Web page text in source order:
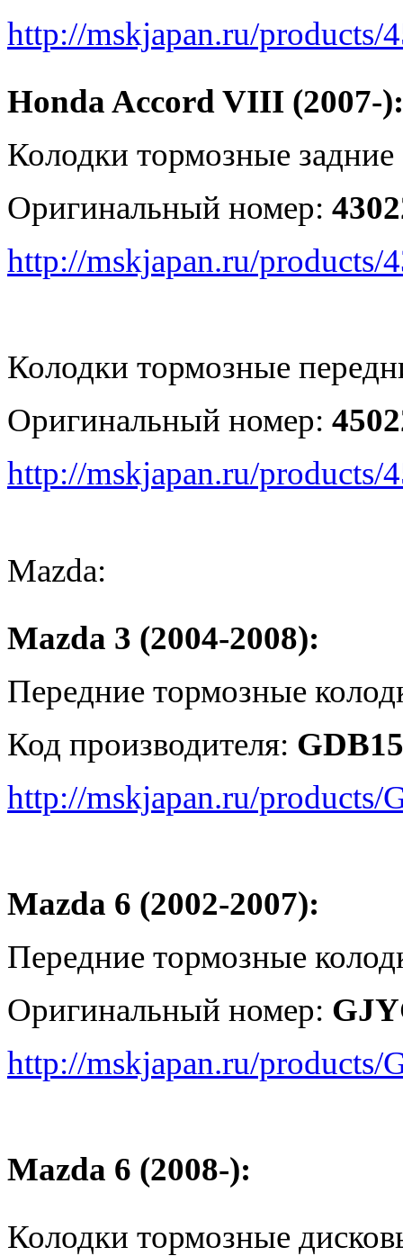
http://mskjapan.ru/products/
Honda Accord VIII (2007-):
Колодки тормозные задние
Оригинальный номер:
http://mskjapan.ru/
Колодки тормозные
Оригинальный номер:
http://mskjapan.ru/products/
Mazda:
Mazda 3 (2004-2008):
Передние тормозные
Код производителя:
http://mskjapan.ru/products/
Mazda 6 (2002-2007):
Передние тормозные
Оригинальный номер:
http://mskjapan.ru/products/
Mazda 6 (2008-):
Колодки тормозные